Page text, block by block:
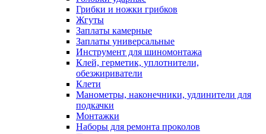
Грибки и ножки грибков
Жгуты
Заплаты камерные
Заплаты универсальные
Инструмент для шиномонтажа
Клей, герметик, уплотнители,
обезжириватели
Клети
Манометры, наконечники, удлинители для
подкачки
Монтажки
Наборы для ремонта проколов